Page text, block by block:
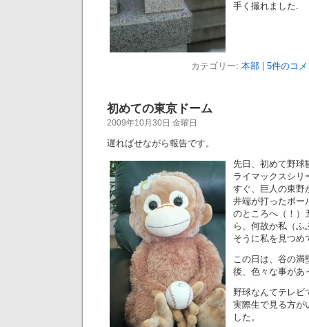
手く撮れました.
カテゴリー: 本部 5件のコ
初めての東京ドーム
2009年10月30日 金曜日
遅ればせながら報告です。
先日、初めて野球
ライマックスシリ
すぐ、巨人の東野
井端が打ったボー
のところへ（！）
ら、何故か私（ふ
そうに私を見つめ
この日は、谷の満
後、色々な事があ
野球なんてテレビ
実際生で見る方が
した。